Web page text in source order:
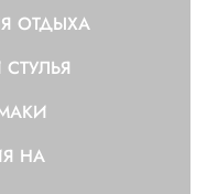
ОТДЫХА
НА